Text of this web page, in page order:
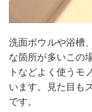
洗面ボウルや浴槽
な箇所が多いこの
トなどよく使うモ
います。見た目も
です。